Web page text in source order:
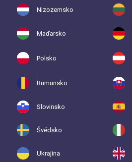
Nizozemsko
Maďarsko
Polsko
Rumunsko
Slovinsko
Švédsko
Ukrajina